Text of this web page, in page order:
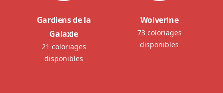
Gardiens de la
Galaxie
21 coloriages
disponibles
Wolverine
73 coloriages
disponibles